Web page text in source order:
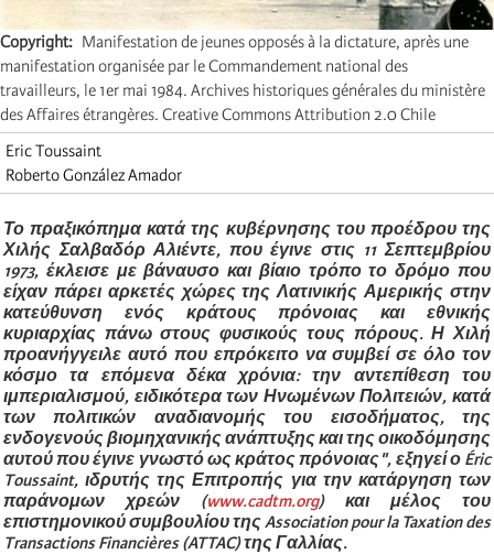
Copyright
Manifestation de jeunes opposés à la dictature, après une
manifestation organisée par le Commandement national des
travailleurs, le 1er mai 1984. Archives historiques générales du ministère
des Affaires étrangères. Creative Commons Attribution 2.0 Chile
Eric Toussaint
Roberto González Amador
Το πραξικόπημα κατά της κυβέρνησης του προέδρου της
Χιλής Σαλβαδόρ Αλιέντε, που έγινε στις 11 Σεπτεμβρίου
1973, έκλεισε με βάναυσο και βίαιο τρόπο το δρόμο που
είχαν πάρει αρκετές χώρες της Λατινικής Αμερικής στην
κατεύθυνση ενός κράτους πρόνοιας και
εθνικής
κυριαρχίας πάνω στους φυσικούς τους πόρους. Η Χιλή
προανήγγειλε αυτό που επρόκειτο να συμβεί σε όλο τον
κόσμο τα επόμενα δέκα χρόνια: την αντεπίθεση του
ιμπεριαλισμού, ειδικότερα των Ηνωμένων Πολιτειών, κατά
των πολιτικών αναδιανομής του εισοδήματος, της
ενδογενούς βιομηχανικής ανάπτυξης και της οικοδόμησης
αυτού που έγινε γνωστό ως κράτος πρόνοιας", εξηγεί ο Éric
Toussaint, ιδρυτής της Επιτροπής για την κατάργηση των
παράνομων χρεών (www.cadtm.org) και μέλος του
επιστημονικού συμβουλίου της Association pour la Taxation des
Transactions Financières (ATTAC) της Γαλλίας.